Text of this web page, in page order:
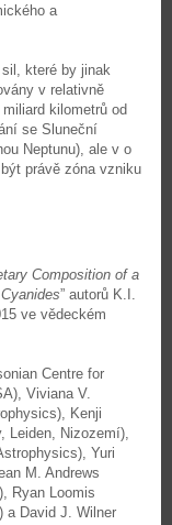
a
které by jinak
v relativně
kilometrů od
se Sluneční
Neptunu), ale v o
právě zóna vzniku
Composition of a
” autorů K.I.
ve vědeckém
Centre for
Viviana V.
Kenji
Leiden, Nizozemí),
Yuri
M. Andrews
Ryan Loomis
a David J. Wilner